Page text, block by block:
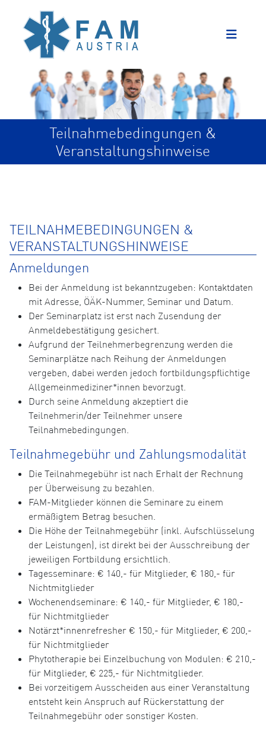
Teilnahmebedingungen &
Veranstaltungshinweise
TEILNAHMEBEDINGUNGEN &
VERANSTALTUNGSHINWEISE
Anmeldungen
Bei der Anmeldung ist bekanntzugeben: Kontaktdaten
mit Adresse, ÖÄK-Nummer, Seminar und Datum.
Der Seminarplatz ist erst nach Zusendung der
Anmeldebestätigung gesichert.
Aufgrund der Teilnehmerbegrenzung werden die
Seminarplätze nach Reihung der Anmeldungen
vergeben, dabei werden jedoch fortbildungspflichtige
Allgemeinmediziner*innen bevorzugt.
Durch seine Anmeldung akzeptiert die
Teilnehmerin/der Teilnehmer unsere
Teilnahmebedingungen.
Teilnahmegebühr und Zahlungsmodalität
Die Teilnahmegebühr ist nach Erhalt der Rechnung
per Überweisung zu bezahlen.
FAM-Mitglieder können die Seminare zu einem
ermäßigtem Betrag besuchen.
Die Höhe der Teilnahmegebühr (inkl. Aufschlüsselung
der Leistungen), ist direkt bei der Ausschreibung der
jeweiligen Fortbildung ersichtlich.
Tagesseminare: € 140,- für Mitglieder, € 180,- für
Nichtmitglieder
Wochenendseminare: € 140,- für Mitglieder, € 180,-
für Nichtmitglieder
Notärzt*innenrefresher € 150,- für Mitglieder, € 200,-
für Nichtmitglieder
Phytotherapie bei Einzelbuchung von Modulen: € 210,-
für Mitglieder, € 225,- für Nichtmitglieder.
Bei vorzeitigem Ausscheiden aus einer Veranstaltung
entsteht kein Anspruch auf Rückerstattung der
Teilnahmegebühr oder sonstiger Kosten.